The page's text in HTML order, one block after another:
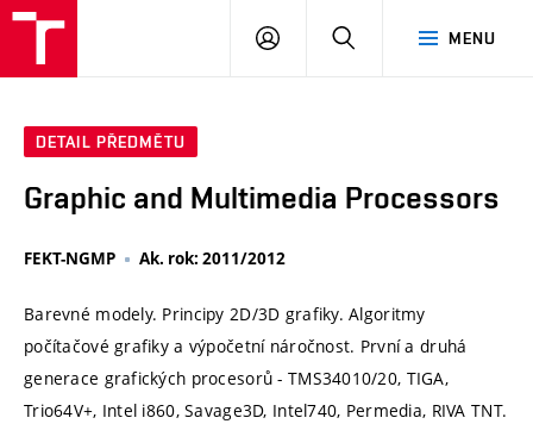
MENU
PŘIHLÁSIT
DETAIL PŘEDMĚTU
Graphic and Multimedia Processors
FEKT-NGMP Ak. rok: 2011/2012
Barevné modely. Principy 2D/3D grafiky. Algoritmy
počítačové grafiky a výpočetní náročnost. První a druhá
generace grafických procesorů - TMS34010/20, TIGA,
Trio64V+, Intel i860, Savage3D, Intel740, Permedia, RIVA TNT.